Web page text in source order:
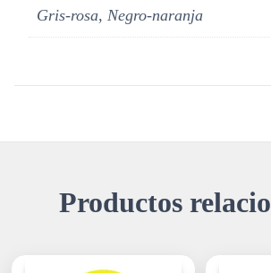
Gris-rosa, Negro-naranja
Productos